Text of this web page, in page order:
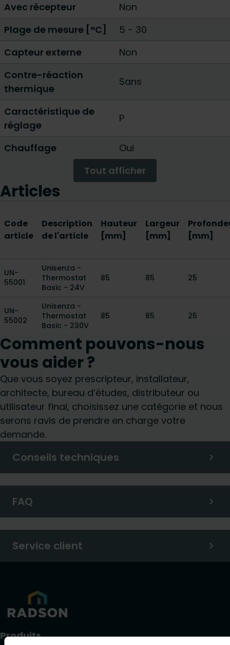
Avec récepteur
Non
Plage de mesure [°C]
5 - 30
Capteur externe
Non
Contre-réaction
thermique
Sans
Caractéristique de
réglage
P
Chauffage
Oui
Tout afficher
Articles
Code
article
Description
de l'article
Hauteur
[mm]
Largeur
[mm]
[mm]
UN-
55001
Unisenza -
Thermostat
Basic - 24V
85 85 25
UN-
55002
Unisenza -
Thermostat
Basic - 230V
85 85 25
Comment pouvons-nous
vous aider ?
Que vous soyez prescripteur, installateur,
architecte, bureau d’études, distributeur ou
utilisateur final, choisissez une catégorie et nous
serons ravis de prendre en charge votre
demande.
Conseils techniques
FAQ
Service client
Produits